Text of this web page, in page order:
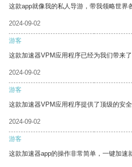
这款app就像我的私人导游，带我领略世界
2024-09-02
游客
这款加速器VPM应用程序已经为我们带来了
2024-09-02
游客
这款加速器VPM应用程序提供了顶级的安全
2024-09-02
游客
这款加速器app的操作非常简单，一键加速